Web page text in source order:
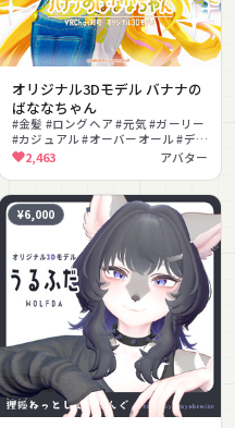
オリジナル3Dモデル バナナの
ばななちゃん
#金髪 #ロングヘア #元気 #ガーリー
#カジュアル #オーバーオール #デニ
ム #VRChat #lilToon対応 #色変更
可能
2,463 アバター
¥6,000